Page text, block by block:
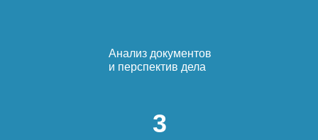
Анализ документов
и перспектив дела
3